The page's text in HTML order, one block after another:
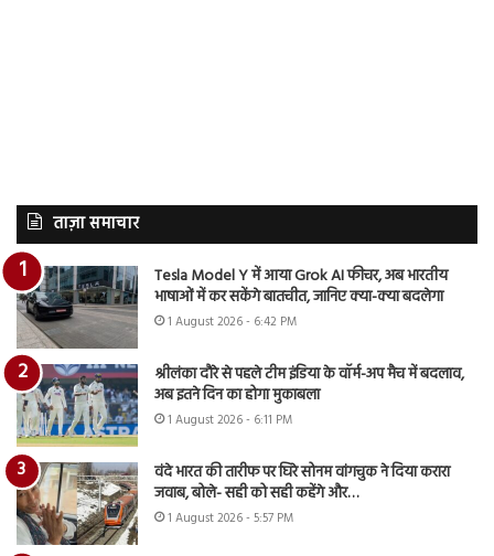
ताज़ा समाचार
Tesla Model Y में आया Grok AI फीचर, अब भारतीय
भाषाओं में कर सकेंगे बातचीत, जानिए क्या-क्या बदलेगा
1 August 2026 - 6:42 PM
श्रीलंका दौरे से पहले टीम इंडिया के वॉर्म-अप मैच में बदलाव,
अब इतने दिन का होगा मुकाबला
1 August 2026 - 6:11 PM
वंदे भारत की तारीफ पर घिरे सोनम वांगचुक ने दिया करारा
जवाब, बोले- सही को सही कहेंगे और…
1 August 2026 - 5:57 PM